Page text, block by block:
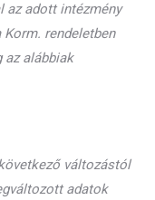
az adott intézmény
rendeletben
alábbiak
változástól
adatok